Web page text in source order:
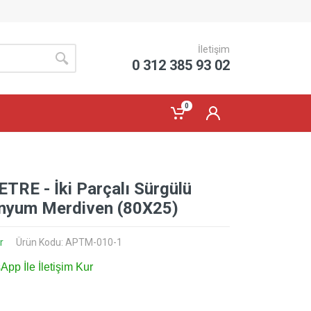
İletişim
0 312 385 93 02
0
- İki Parçalı Sürgülü
Merdiven (80X25)
Ürün Kodu: APTM-010-1
İle İletişim Kur